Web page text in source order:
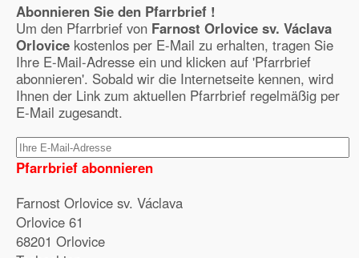
Abonnieren Sie den Pfarrbrief !
Um den Pfarrbrief von Farnost Orlovice sv. Václava
Orlovice kostenlos per E-Mail zu erhalten, tragen Sie
Ihre E-Mail-Adresse ein und klicken auf 'Pfarrbrief
abonnieren'. Sobald wir die Internetseite kennen, wird
Ihnen der Link zum aktuellen Pfarrbrief regelmäßig per
E-Mail zugesandt.
Pfarrbrief abonnieren
Farnost Orlovice sv. Václava
Orlovice 61
68201 Orlovice